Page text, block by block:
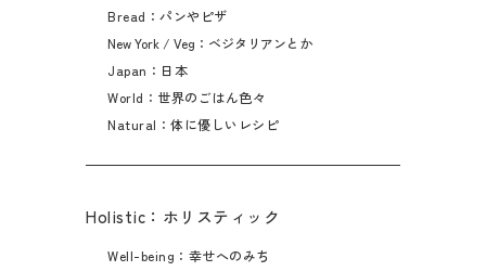
Bread：パンやピザ
New York / Veg：ベジタリアンとか
Japan：日本
World：世界のごはん色々
Natural：体に優しいレシピ
Holistic：ホリスティック
Well-being：幸せへのみち